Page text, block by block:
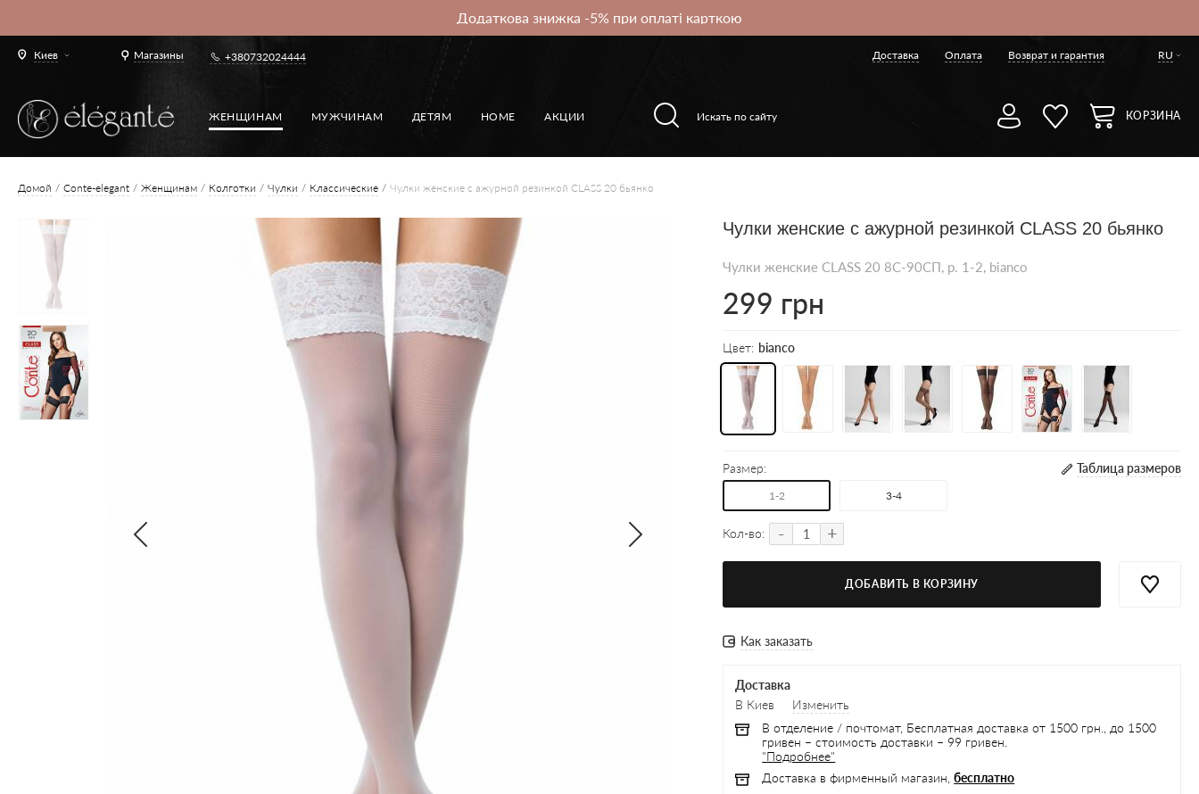
Додаткова знижка -5% при оплаті карткою
Киев Магазины +380732024444 Доставка Оплата Возврат и гарантия RU
ЖЕНЩИНАМ МУЖЧИНАМ ДЕТЯМ HOME АКЦИИ КОРЗИНА
Домой Conte-elegant Женщинам Колготки Чулки Классические Чулки женские с ажурной резинкой CLASS 20 бьянко
Чулки женские с ажурной резинкой CLASS 20 бьянко
Чулки женские CLASS 20 8С-90СП, p. 1-2, bianco
299 грн
Цвет: bianco
Размер: Таблица размеров
1-2 3-4
Кол-во: - +
ДОБАВИТЬ В КОРЗИНУ
Как заказать
Доставка
В Киев
Изменить
В отделение / почтомат, Бесплатная доставка от 1500 грн., до 1500
гривен – стоимость доставки – 99 гривен.
"Подробнее"
Доставка в фирменный магазин,бесплатно